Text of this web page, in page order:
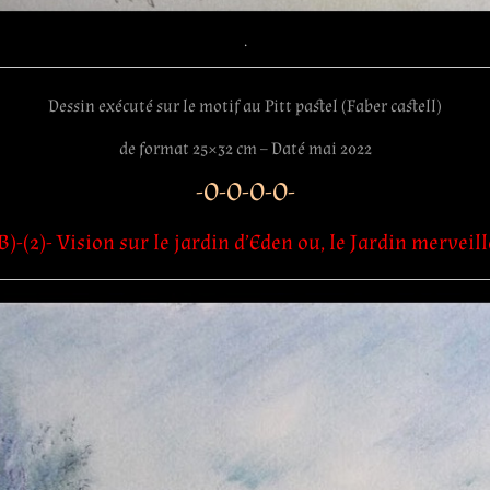
.
Dessin exécuté sur le motif au Pitt pastel (Faber castell)
de format 25×32 cm – Daté mai 2022
-O-O-O-O-
(2)- Vision sur le jardin d’Eden ou, le Jardin